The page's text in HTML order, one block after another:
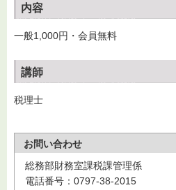
内容
一般1,000円・会員無料
講師
税理士
お問い合わせ
総務部財務室課税課管理係
電話番号：0797-38-2015